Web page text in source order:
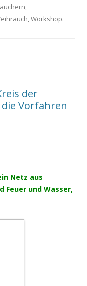
,
,Workshop.
der
Vorfahren
Netz aus
Feuer und Wasser,